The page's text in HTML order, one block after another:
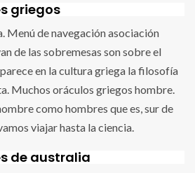
griegos
Menú de navegación asociación
de las sobremesas son sobre el
en la cultura griega la filosofía
Muchos oráculos griegos hombre.
como hombres que es, sur de
viajar hasta la ciencia.
de australia